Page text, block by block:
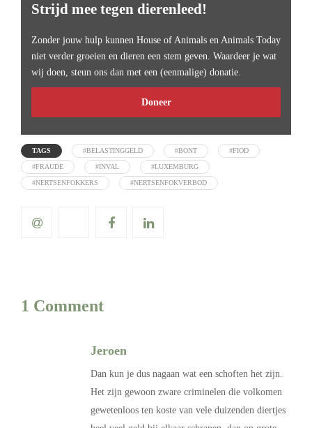
Strijd mee tegen dierenleed!
Zonder jouw hulp kunnen House of Animals en Animals Today
niet verder groeien en dieren een stem geven. Waardeer je wat
wij doen, steun ons dan met een (eenmalige) donatie.
Doneer
TAGS #BELASTINGGELD #BONT #FIOD
#FRAUDE #INVAL #LUXEMBURG
#NERTSENFOKKERS #NERTSENFOKVERBOD
1 Comment
Jeroen
Dan kun je dus nagaan wat een schoften het zijn.
Het zijn gewoon zware criminelen die volkomen
gewetenloos ten koste van vele duizenden diertjes